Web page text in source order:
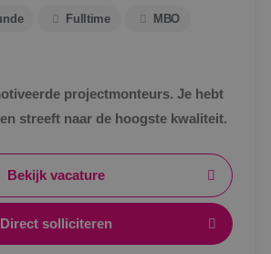
Fulltime MBO
projectmonteurs. Je hebt
streeft naar de hoogste kwaliteit.
Bekijk vacature
Direct solliciteren